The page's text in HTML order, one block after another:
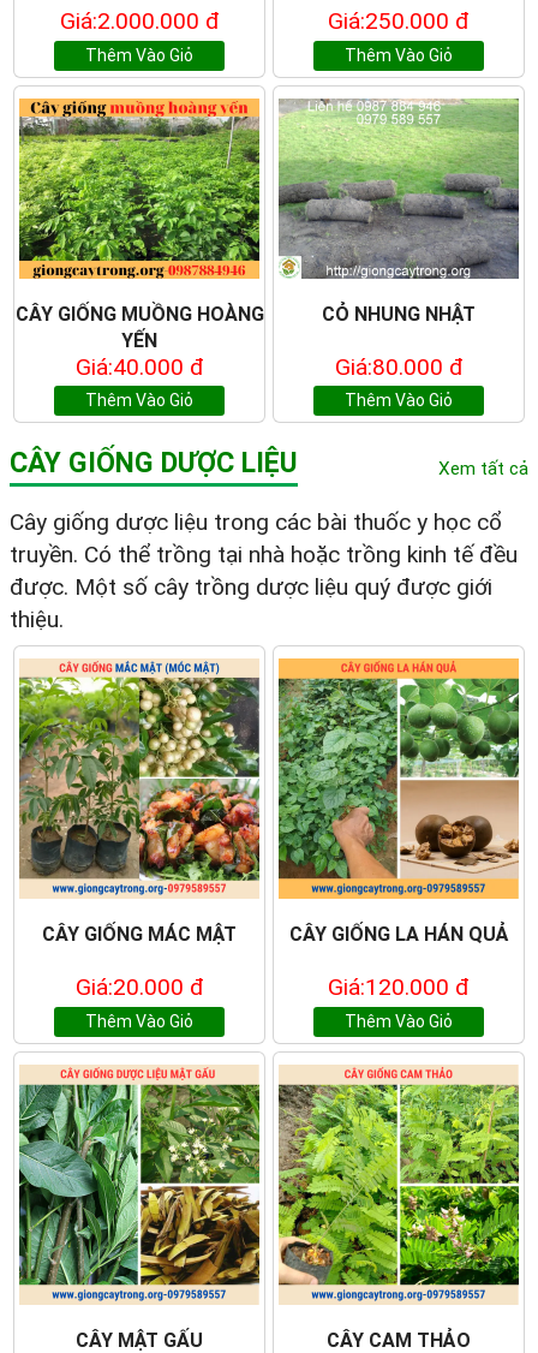
Giá:2.000.000 đ
Thêm Vào Giỏ
Giá:250.000 đ
Thêm Vào Giỏ
CÂY GIỐNG MUỒNG HOÀNG
YẾN
Giá:40.000 đ
Thêm Vào Giỏ
CỎ NHUNG NHẬT
Giá:80.000 đ
Thêm Vào Giỏ
CÂY GIỐNG DƯỢC LIỆU Xem tất cả
Cây giống dược liệu trong các bài thuốc y học cổ
truyền. Có thể trồng tại nhà hoặc trồng kinh tế đều
được. Một số cây trồng dược liệu quý được giới
thiệu.
CÂY GIỐNG MÁC MẬT
Giá:20.000 đ
Thêm Vào Giỏ
CÂY GIỐNG LA HÁN QUẢ
Giá:120.000 đ
Thêm Vào Giỏ
CÂY MẬT GẤU CÂY CAM THẢO